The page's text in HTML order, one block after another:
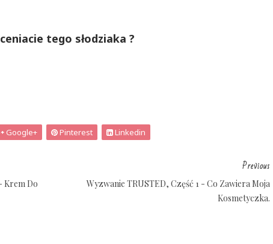
tego słodziaka ?
Google+ Pinterest Linkedin
Krem Do
Previous
Wyzwanie TRUSTED, Część 1 - Co Zawiera Moja
Kosmetyczka.